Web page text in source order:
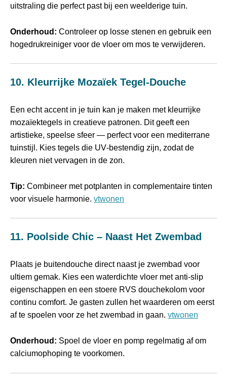
uitstraling die perfect past bij een weelderige tuin.
Onderhoud: Controleer op losse stenen en gebruik een
hogedrukreiniger voor de vloer om mos te verwijderen.
10. Kleurrijke Mozaïek Tegel‑douche
Een echt accent in je tuin kan je maken met kleurrijke
mozaïektegels in creatieve patronen. Dit geeft een
artistieke, speelse sfeer — perfect voor een mediterrane
tuinstijl. Kies tegels die UV‑bestendig zijn, zodat de
kleuren niet vervagen in de zon.
Tip: Combineer met potplanten in complementaire tinten
voor visuele harmonie. vtwonen
11. Poolside Chic – Naast Het Zwembad
Plaats je buitendouche direct naast je zwembad voor
ultiem gemak. Kies een waterdichte vloer met anti‑slip
eigenschappen en een stoere RVS douchekolom voor
continu comfort. Je gasten zullen het waarderen om eerst
af te spoelen voor ze het zwembad in gaan. vtwonen
Onderhoud: Spoel de vloer en pomp regelmatig af om
calciumophoping te voorkomen.